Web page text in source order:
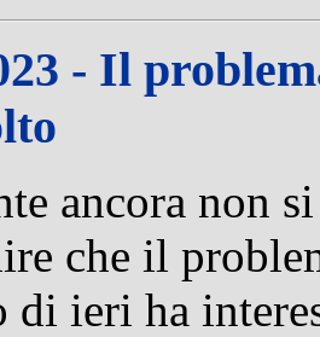
- Il
ancora non
che il
di ieri ha